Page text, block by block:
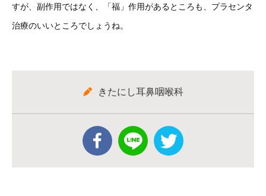
すが、副作用ではなく、「福」作用があるところも、プラセンタ
治療のいいところでしょうね。
きたにし耳鼻咽喉科